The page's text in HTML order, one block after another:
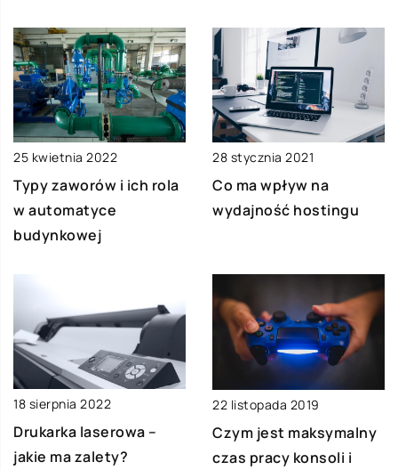
25 kwietnia 2022
Typy zaworów i ich rola
w automatyce
budynkowej
28 stycznia 2021
Co ma wpływ na
wydajność hostingu
18 sierpnia 2022
Drukarka laserowa –
jakie ma zalety?
22 listopada 2019
Czym jest maksymalny
czas pracy konsoli i